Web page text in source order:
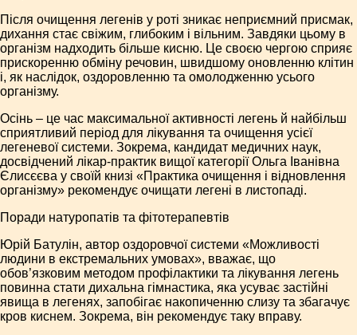
Після очищення легенів у роті зникає неприємний присмак,
дихання стає свіжим, глибоким і вільним. Завдяки цьому в
організм надходить більше кисню. Це своєю чергою сприяє
прискоренню обміну речовин, швидшому оновленню клітин
і, як наслідок, оздоровленню та омолодженню усього
організму.
Осінь – це час максимальної активності легень й найбільш
сприятливий період для лікування та очищення усієї
легеневої системи. Зокрема, кандидат медичних наук,
досвідчений лікар-практик вищої категорії Ольга Іванівна
Єлисєєва у своїй книзі «Практика очищення і відновлення
організму» рекомендує очищати легені в листопаді.
Поради натуропатів та фітотерапевтів
Юрій Батулін, автор оздоровчої системи «Можливості
людини в екстремальних умовах», вважає, що
обов’язковим методом профілактики та лікування легень
повинна стати дихальна гімнастика, яка усуває застійні
явища в легенях, запобігає накопиченню слизу та збагачує
кров киснем. Зокрема, він рекомендує таку вправу.